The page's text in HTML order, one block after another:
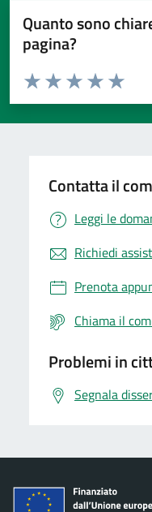
Quanto sono
pagina?
Valuta da 1 a 5 stelle la
Valuta
Valuta 4
Valuta 3 stelle
Valuta 2 stelle su 5
Valuta 1 stelle su 5
Contatta il
Leggi le
Richiedi
Prenota
Chiama il
Problemi in
Segnala